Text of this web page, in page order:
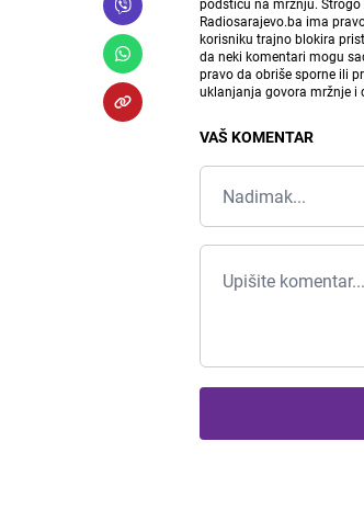
Radiosarajevo.ba ima
korisniku trajno blokira
da neki komentari mogu
pravo da obriše sporne ili
uklanjanja govora mržnje i
VAŠ KOMENTAR